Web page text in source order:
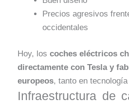
Precios agresivos
occidentales
Hoy, loscoches eléctricos
directamente con Tesla y
europeos, tanto en
Infraestructura de